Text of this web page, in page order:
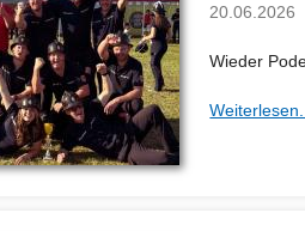
20.06.2026
Wieder